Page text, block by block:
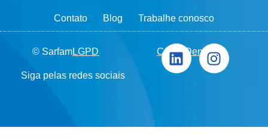
© SarfamLGPD Canal Denúncia
Siga pelas redes sociais
Contato Blog Trabalhe conosco